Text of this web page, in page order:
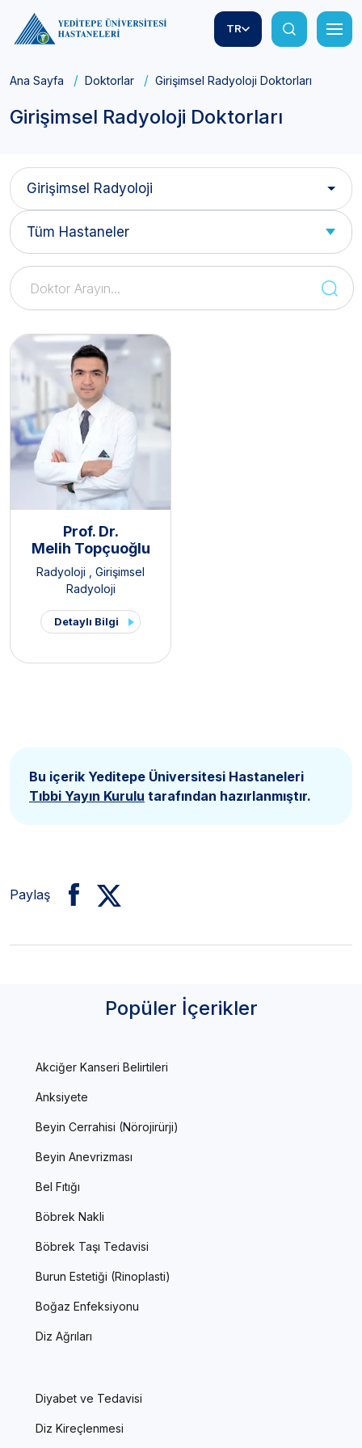
TR
Ana Sayfa Doktorlar Girişimsel Radyoloji Doktorları
Girişimsel Radyoloji Doktorları
Girişimsel Radyoloji
Tüm Hastaneler
Prof. Dr.
Melih Topçuoğlu
Radyoloji
Girişimsel
Radyoloji
Detaylı Bilgi
Bu içerik Yeditepe Üniversitesi Hastaneleri
Tıbbi Yayın Kurulu tarafından hazırlanmıştır.
Paylaş
Popüler İçerikler
Akciğer Kanseri Belirtileri
Anksiyete
Beyin Cerrahisi (Nörojirürji)
Beyin Anevrizması
Bel Fıtığı
Böbrek Nakli
Böbrek Taşı Tedavisi
Burun Estetiği (Rinoplasti)
Boğaz Enfeksiyonu
Diz Ağrıları
Diyabet ve Tedavisi
Diz Kireçlenmesi